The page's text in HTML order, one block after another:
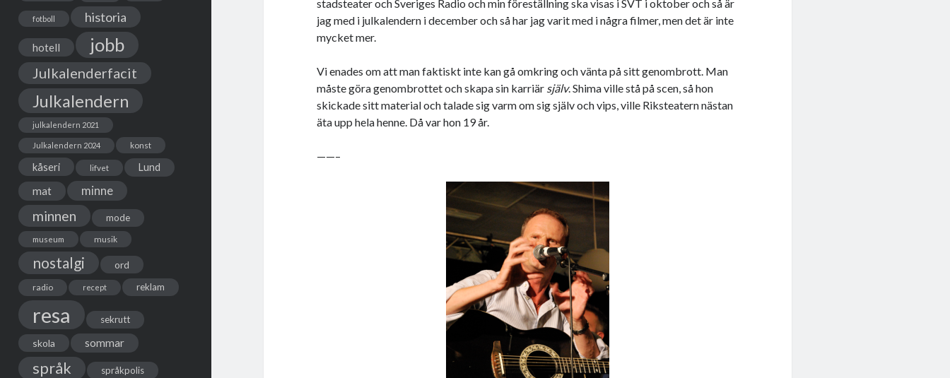
fotboll historia
hotell jobb
Julkalenderfacit
Julkalendern
julkalendern 2021
Julkalendern 2024 konst
kåseri lifvet Lund
mat minne
minnen mode
museum musik
nostalgi ord
radio recept reklam
resa sekrutt
skola sommar
språk språkpolis
stadsteater och Sveriges Radio och min föreställning ska visas i SVT i oktober och så är
jag med i julkalendern i december och så har jag varit med i några filmer, men det är inte
mycket mer.
Vi enades om att man faktiskt inte kan gå omkring och vänta på sitt genombrott. Man
måste göra genombrottet och skapa sin karriär själv. Shima ville stå på scen, så hon
skickade sitt material och talade sig varm om sig själv och vips, ville Riksteatern nästan
äta upp hela henne. Då var hon 19 år.
——–